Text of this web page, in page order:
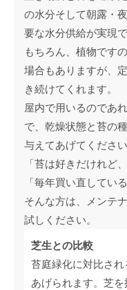
の水分そして朝露・
要な水分供給が実現で
もちろん、植物です
場合もありますが、
き続けてくれます。
屋内で用いるのであ
で、乾燥状態と苔の
与えてあげてください
「苔は好きだけれど
「毎年買い直してい
そんな方は、メンテ
試しください。
芝生との比較
苔庭緑化に対比さ
あげられます。芝